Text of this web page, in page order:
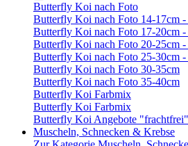
Butterfly Koi nach Foto
Butterfly Koi nach Foto 14-17cm -
Butterfly Koi nach Foto 17-20cm -
Butterfly Koi nach Foto 20-25cm -
Butterfly Koi nach Foto 25-30cm -
Butterfly Koi nach Foto 30-35cm
Butterfly Koi nach Foto 35-40cm
Butterfly Koi Farbmix
Butterfly Koi Farbmix
Butterfly Koi Angebote "frachtfrei"
Muscheln, Schnecken & Krebse